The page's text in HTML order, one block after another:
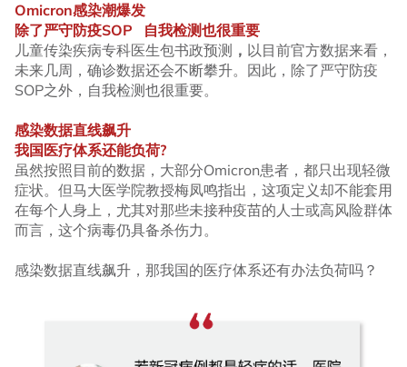
Omicron感染潮爆发
除了严守防疫SOP 自我检测也很重要
儿童传染疾病专科医生包书政预测 ， 以目前官方数据来看，
未来几周，确诊数据还会不断攀升。因此，除了严守防疫
SOP之外，自我检测也很重要。
感染数据直线飙升
我国医疗体系还能负荷?
虽然按照目前的数据，大部分Omicron患者，都只出现轻微
症状。但马大医学院教授梅凤鸣指出，这项定义却不能套用
在每个人身上，尤其对那些未接种疫苗的人士或高风险群体
而言，这个病毒仍具备杀伤力。
感染数据直线飙升，那我国的医疗体系还有办法负荷吗？